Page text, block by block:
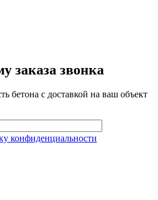
заказа звонка
бетона с доставкой на ваш объект
конфиденциальности